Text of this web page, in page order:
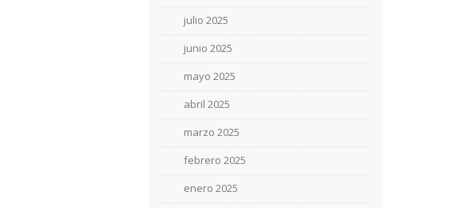
julio 2025
junio 2025
mayo 2025
abril 2025
marzo 2025
febrero 2025
enero 2025